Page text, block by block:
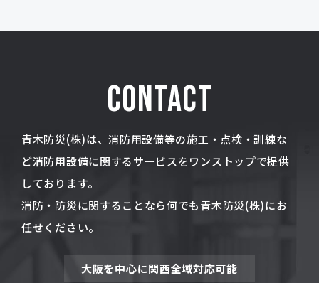
CONTACT
青木防災(株)は、消防用設備等の施工・点検・訓練な
ど消防用設備に関するサービスをワンストップで提供
しております。
消防・防災に関することなら何でも青木防災(株)にお
任せください。
大阪を中心に関西全域対応可能